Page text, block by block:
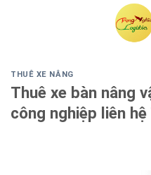
THUÊ XE NÂNG
Thuê xe bàn nâng
công nghiệp liên